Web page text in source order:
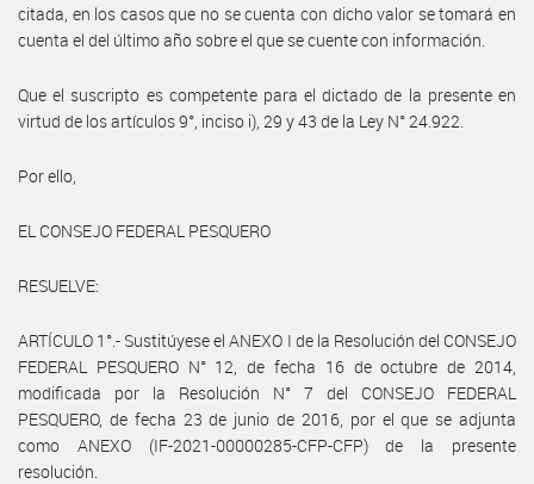
citada, en los casos que no se cuenta con dicho valor se tomará en
cuenta el del último año sobre el que se cuente con información.
Que el suscripto es competente para el dictado de la presente en
virtud de los artículos 9°, inciso i), 29 y 43 de la Ley N° 24.922.
Por ello,
EL CONSEJO FEDERAL PESQUERO
RESUELVE:
ARTÍCULO 1°.- Sustitúyese el ANEXO I de la Resolución del CONSEJO
FEDERAL PESQUERO N° 12, de fecha 16 de octubre de 2014,
modificada por la Resolución N° 7 del CONSEJO FEDERAL
PESQUERO, de fecha 23 de junio de 2016, por el que se adjunta
como ANEXO (IF-2021-00000285-CFP-CFP) de la presente
resolución.